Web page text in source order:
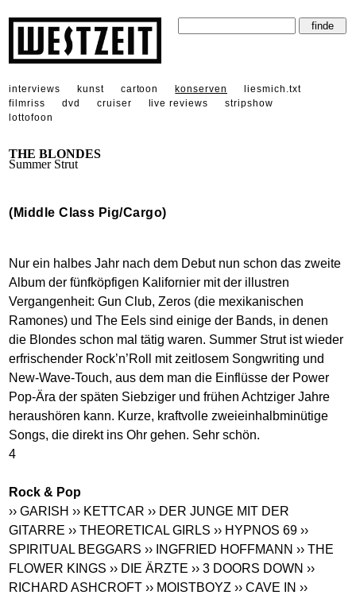
interviews kunst cartoon konserven
liesmich.txt
filmriss
dvd cruiser live reviews
stripshow
lottofoon
THE BLONDES
Summer Strut
(Middle Class Pig/Cargo)
Nur ein halbes Jahr nach dem Debut nun schon das zweite
Album der fünfköpfigen Kalifornier mit der illustren
Vergangenheit: Gun Club, Zeros (die mexikanischen
Ramones) und The Eels sind einige der Bands, in denen
die Blondes schon mal tätig waren. Summer Strut ist wieder
erfrischender Rock’n’Roll mit zeitlosem Songwriting und
New-Wave-Touch, aus dem man die Einflüsse der Power
Pop-Ära der späten Siebziger und frühen Achtziger Jahre
heraushören kann. Kurze, kraftvolle zweieinhalbminütige
Songs, die direkt ins Ohr gehen. Sehr schön.
4
Rock & Pop
›› GARISH ›› KETTCAR ›› DER JUNGE MIT DER
GITARRE ›› THEORETICAL GIRLS ›› HYPNOS 69 ››
SPIRITUAL BEGGARS ›› INGFRIED HOFFMANN ›› THE
FLOWER KINGS ›› DIE ÄRZTE ›› 3 DOORS DOWN ››
RICHARD ASHCROFT ›› MOISTBOYZ ›› CAVE IN ››